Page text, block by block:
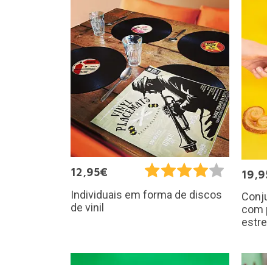
12,95€
Individuais em forma de discos
de vinil
com